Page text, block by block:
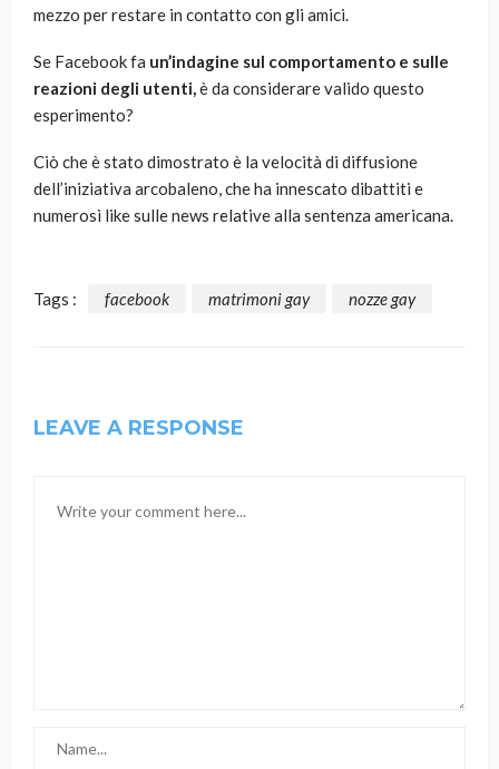
mezzo per restare in contatto con gli amici.
Se Facebook fa un’indagine sul comportamento e sulle
reazioni degli utenti,è da considerare valido questo
esperimento?
Ciò che è stato dimostrato è la velocità di diffusione
dell’iniziativa arcobaleno, che ha innescato dibattiti e
numerosi like sulle news relative alla sentenza americana.
Tags : facebook matrimoni gay nozze gay
LEAVE A RESPONSE